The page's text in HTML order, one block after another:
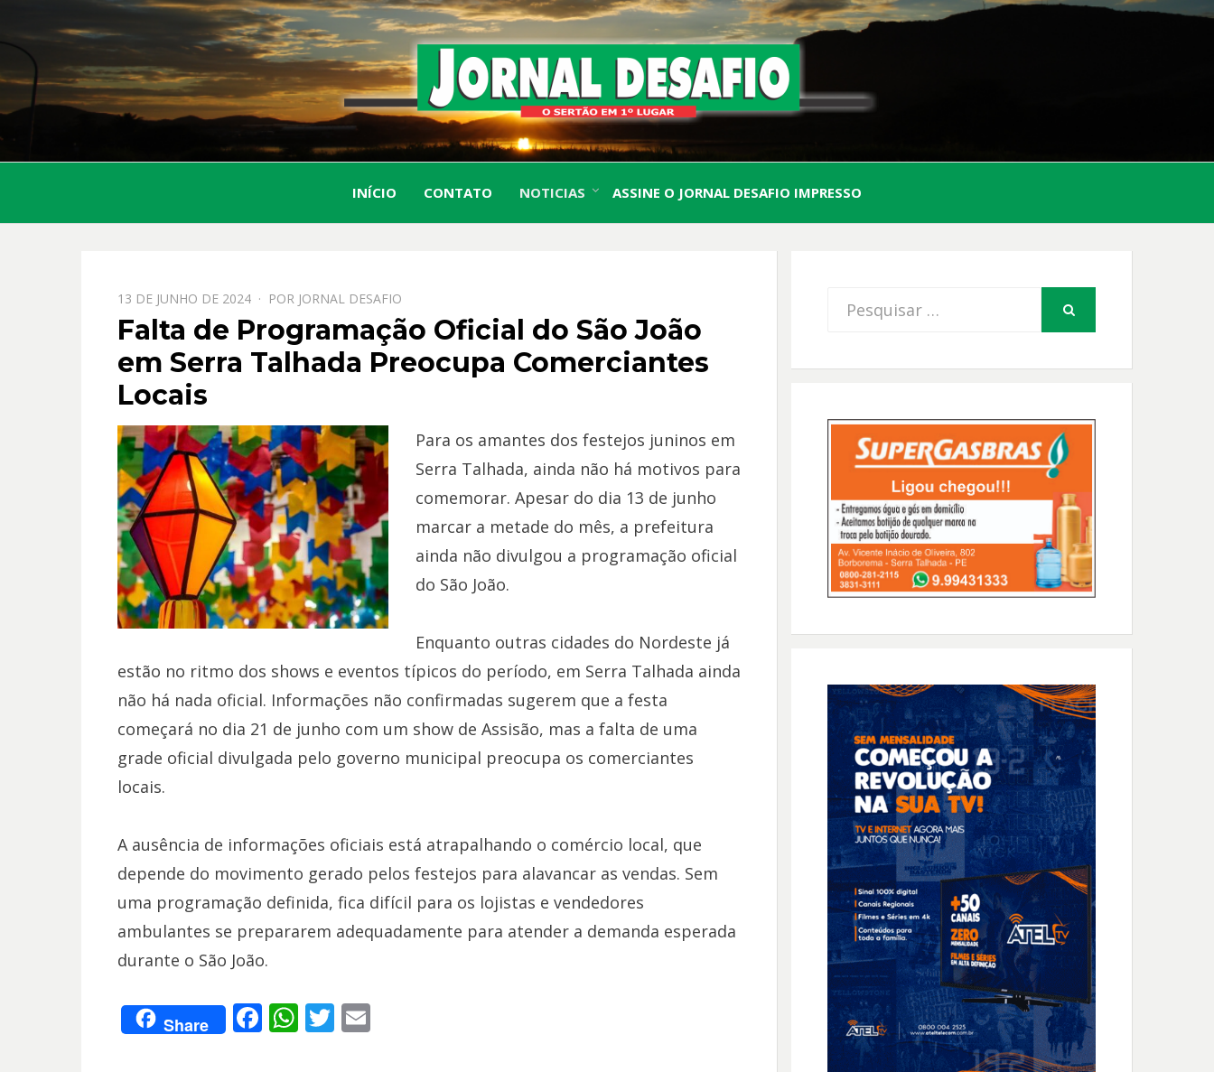
JORNAL
DESAFIO
O Sertão em 1º Lugar
INÍCIO CONTATO NOTICIAS ASSINE O JORNAL DESAFIO IMPRESSO
PPOSTADO
EM
13 DE JUNHO DE 2024 POR JORNAL DESAFIO
Falta de Programação Oficial do São João
em Serra Talhada Preocupa Comerciantes
Locais
Para os amantes dos festejos juninos em
Serra Talhada, ainda não há motivos para
comemorar. Apesar do dia 13 de junho
marcar a metade do mês, a prefeitura
ainda não divulgou a programação oficial
do São João.
Enquanto outras cidades do Nordeste já
estão no ritmo dos shows e eventos típicos do período, em Serra Talhada ainda
não há nada oficial. Informações não confirmadas sugerem que a festa
começará no dia 21 de junho com um show de Assisão, mas a falta de uma
grade oficial divulgada pelo governo municipal preocupa os comerciantes
locais.
A ausência de informações oficiais está atrapalhando o comércio local, que
depende do movimento gerado pelos festejos para alavancar as vendas. Sem
uma programação definida, fica difícil para os lojistas e vendedores
ambulantes se prepararem adequadamente para atender a demanda esperada
durante o São João.
Share F W T E
Procurar